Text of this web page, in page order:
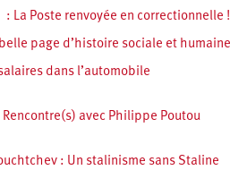
La Poste renvoyée en correctionnelle !
belle page d’histoire sociale et
dans l’automobile
avec Philippe Poutou
: Un stalinisme sans Staline